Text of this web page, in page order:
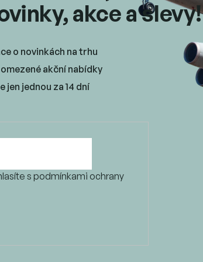
akce a slevy!
o novinkách na trhu
akční nabídky
jen jednou za 14 dní
s podmínkami ochrany